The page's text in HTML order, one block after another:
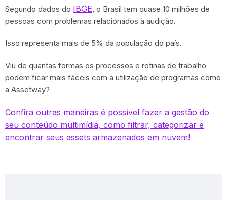
Segundo dados do IBGE, o Brasil tem quase 10 milhões de
pessoas com problemas relacionados à audição.
Isso representa mais de 5% da população do país.
Viu de quantas formas os processos e rotinas de trabalho
podem ficar mais fáceis com a utilização de programas como
a Assetway?
Confira outras maneiras é possível fazer a gestão do
seu conteúdo multimídia, como filtrar, categorizar e
encontrar seus assets armazenados em nuvem!